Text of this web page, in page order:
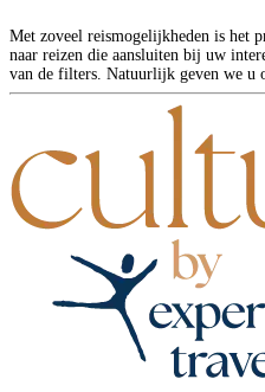
Met zoveel reismogelijkheden is het
naar reizen die aansluiten bij uw
van de filters. Natuurlijk geven we u